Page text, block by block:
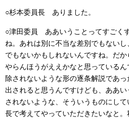
○杉本委員長 ありました。
○津田委員 ああいうことってすごく
ね。あれは別に不当な差別でもない
でもないかもしれないんですね。だ
やらんほうがええかなと思っている
除されないような形の逐条解説であ
出されると思うんですけども、ああ
されないような、そういうものにし
長で考えてやっていただきたいなと